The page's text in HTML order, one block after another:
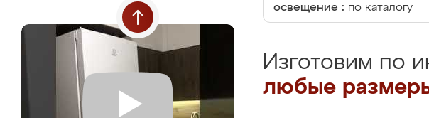
освещение : по каталогу
Изготовим по
любые